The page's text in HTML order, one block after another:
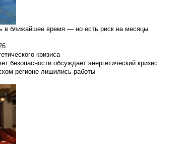
в ближайшее время — но есть риск на месяцы
кризиса
безопасности обсуждает энергетический кризис
регионе лишились работы